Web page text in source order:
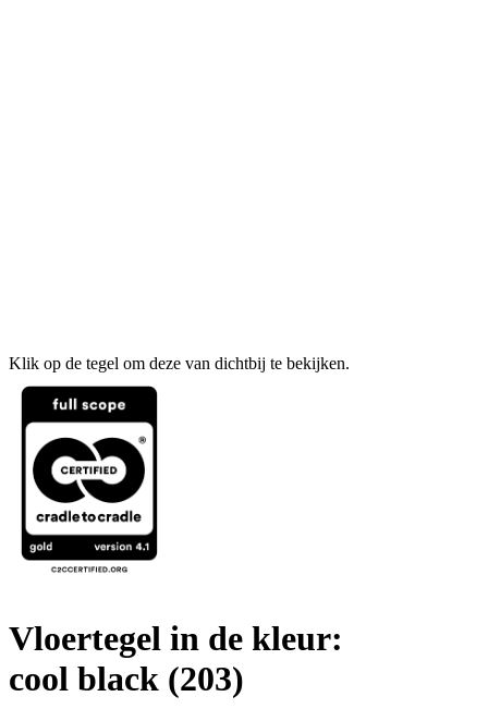
Klik op de tegel om deze van dichtbij te bekijken.
Vloertegel in de kleur:
cool black (203)